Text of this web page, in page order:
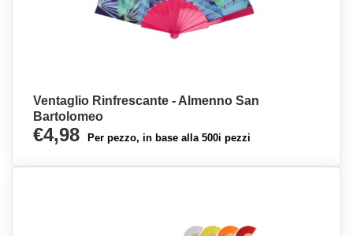
Ventaglio Rinfrescante - Almenno San
Bartolomeo
€4,98 Per pezzo, in base alla 500i pezzi